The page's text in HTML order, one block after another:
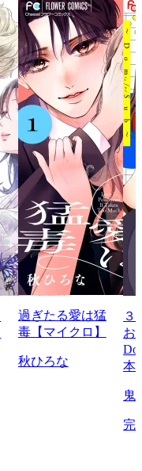
過ぎたる愛は猛
毒【マイクロ】
秋ひろな
３
お
本
鬼
完